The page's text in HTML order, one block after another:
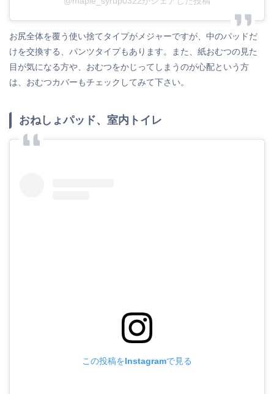
お尻全体を覆う使い捨てタイプがメジャーですが、中のパッドだ
けを交換する、パンツタイプもあります。また、紙おむつの見た
目が気になる方や、おむつをかじってしまうのが心配という方
は、おむつカバーもチェックしてみて下さい。
おねしょパッド、室内トイレ
この投稿をInstagramで見る